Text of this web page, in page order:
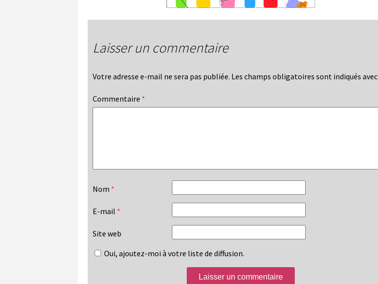
Laisser un commentaire
Votre adresse e-mail ne sera pas publiée. Les champs obligatoires sont indiqués avec
Commentaire *
Nom *
E-mail *
Site web
Oui, ajoutez-moi à votre liste de diffusion.